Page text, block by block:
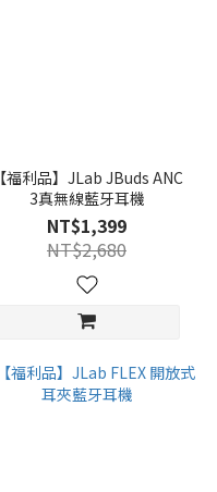
【福利品】JLab JBuds ANC
3真無線藍牙耳機
NT$1,399
NT$2,680